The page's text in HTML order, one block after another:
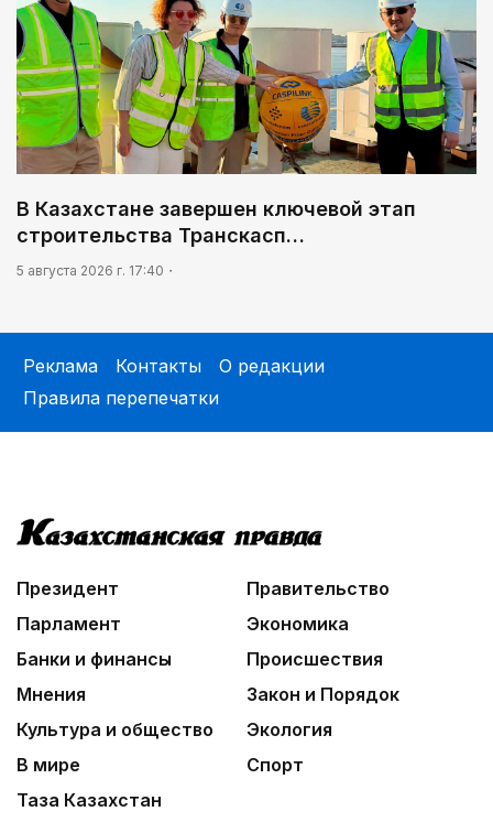
В Казахстане завершен ключевой этап
строительства Транскасп…
5 августа 2026 г. 17:40
Реклама Контакты
О редакции
Правила перепечатки
Президент
Правительство
Парламент
Экономика
Банки и финансы
Происшествия
Мнения
Закон и Порядок
Культура и общество
Экология
В мире
Спорт
Таза Казахстан